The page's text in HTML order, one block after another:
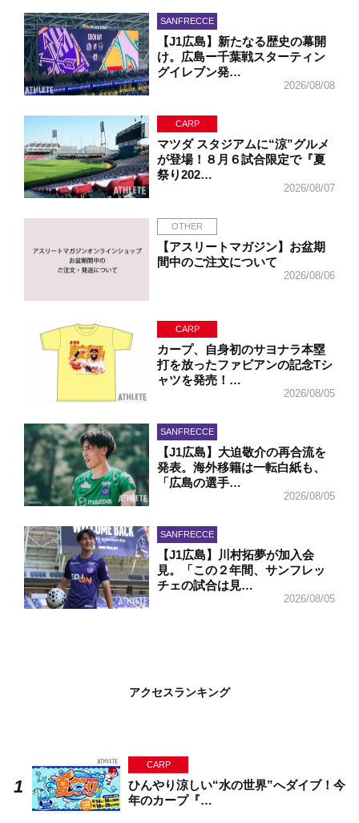
SANFRECCE
【J1広島】新たなる歴史の幕開
け。広島ー千葉戦スターティン
グイレブン発…
2026/08/08
CARP
マツダ スタジアムに“涼”グルメ
が登場！８月６試合限定で『夏
祭り202…
2026/08/07
OTHER
【アスリートマガジン】お盆期
間中のご注文について
2026/08/06
CARP
カープ、自身初のサヨナラ本塁
打を放ったファビアンの記念Tシ
ャツを発売！…
2026/08/05
SANFRECCE
【J1広島】大迫敬介の再合流を
発表。海外移籍は一転白紙も、
「広島の選手…
2026/08/05
SANFRECCE
【J1広島】川村拓夢が加入会
見。「この２年間、サンフレッ
チェの試合は見…
2026/08/05
アクセスランキング
CARP
ひんやり涼しい“水の世界”へダイブ！今
年のカープ『…